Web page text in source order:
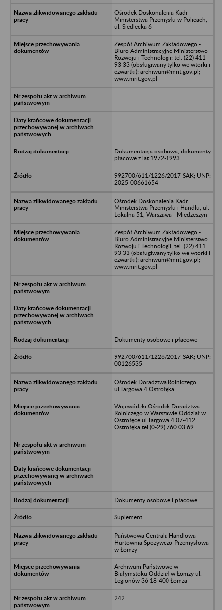
Ośrodek Doskonalenia Kadr
Ministerstwa Przemysłu w Policach,
ul. Siedlecka 6
Zespół Archiwum Zakładowego -
Biuro Administracyjne Ministerstwo
Rozwoju i Technologii; tel. (22) 411
93 33 (obsługiwany tylko we wtorki i
czwartki); archiwum@mrit.gov.pl;
www.mrit.gov.pl
Dokumentacja osobowa, dokumenty
płacowe z lat 1972-1993
992700/611/1226/2017-SAK; UNP:
2025-00661654
Ośrodek Doskonalenia Kadr
Ministerstwa Przemysłu i Handlu, ul.
Lokalna 51, Warszawa - Miedzeszyn
Zespół Archiwum Zakładowego -
Biuro Administracyjne Ministerstwo
Rozwoju i Technologii; tel. (22) 411
93 33 (obsługiwany tylko we wtorki i
czwartki); archiwum@mrit.gov.pl;
www.mrit.gov.pl
Dokumenty osobowe i płacowe
992700/611/1226/2017-SAK; UNP:
00126535
Ośrodek Doradztwa Rolniczego
ul.Targowa 4 Ostrołęka
Wojewódzki Ośrodek Doradztwa
Rolniczego w Warszawie Oddział w
Ostrołęce ul.Targowa 4 07-412
Ostrołęka tel.(0-29) 760 03 69
Dokumenty osobowe i płacowe
Suplement
Państwowa Centrala Handlowa
Hurtownia Spożywczo-Przemysłowa
w Łomży
Archiwum Państwowe w
Białymstoku Oddział w Łomży ul.
Legionów 36 18-400 Łomża
242